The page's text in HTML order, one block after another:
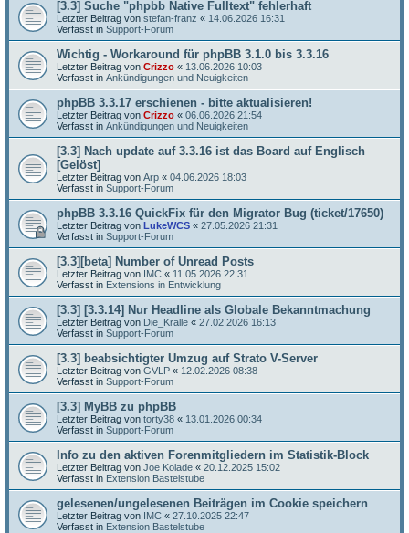
[3.3] Suche "phpbb Native Fulltext" fehlerhaft
Letzter Beitrag von stefan-franz « 14.06.2026 16:31
Verfasst in Support-Forum
Wichtig - Workaround für phpBB 3.1.0 bis 3.3.16
Letzter Beitrag von Crizzo « 13.06.2026 10:03
Verfasst in Ankündigungen und Neuigkeiten
phpBB 3.3.17 erschienen - bitte aktualisieren!
Letzter Beitrag von Crizzo « 06.06.2026 21:54
Verfasst in Ankündigungen und Neuigkeiten
[3.3] Nach update auf 3.3.16 ist das Board auf Englisch
[Gelöst]
Letzter Beitrag von Arp « 04.06.2026 18:03
Verfasst in Support-Forum
phpBB 3.3.16 QuickFix für den Migrator Bug (ticket/17650)
Letzter Beitrag von LukeWCS « 27.05.2026 21:31
Verfasst in Support-Forum
[3.3][beta] Number of Unread Posts
Letzter Beitrag von IMC « 11.05.2026 22:31
Verfasst in Extensions in Entwicklung
[3.3] [3.3.14] Nur Headline als Globale Bekanntmachung
Letzter Beitrag von Die_Kralle « 27.02.2026 16:13
Verfasst in Support-Forum
[3.3] beabsichtigter Umzug auf Strato V-Server
Letzter Beitrag von GVLP « 12.02.2026 08:38
Verfasst in Support-Forum
[3.3] MyBB zu phpBB
Letzter Beitrag von torty38 « 13.01.2026 00:34
Verfasst in Support-Forum
Info zu den aktiven Forenmitgliedern im Statistik-Block
Letzter Beitrag von Joe Kolade « 20.12.2025 15:02
Verfasst in Extension Bastelstube
gelesenen/ungelesenen Beiträgen im Cookie speichern
Letzter Beitrag von IMC « 27.10.2025 22:47
Verfasst in Extension Bastelstube